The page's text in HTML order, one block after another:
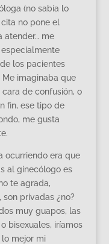
(no sabía lo
no pone el
atender… me
los pacientes
imaginaba que
de confusión, o
fin, ese tipo de
me gusta
ocurriendo era que
al ginecólogo es
te agrada,
privadas ¿no?
muy guapos, las
bisexuales, iríamos
mejor mi